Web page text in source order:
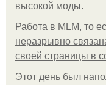
высокой моды.
Работа в MLM, то
неразрывно
своей страницы в
Этот день был